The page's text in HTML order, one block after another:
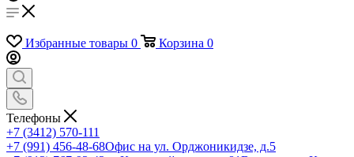
Избранные товары 0 Корзина 0
Телефоны
+7 (3412) 570-111
+7 (991) 456-48-68Офис на ул. Орджоникидзе, д.5